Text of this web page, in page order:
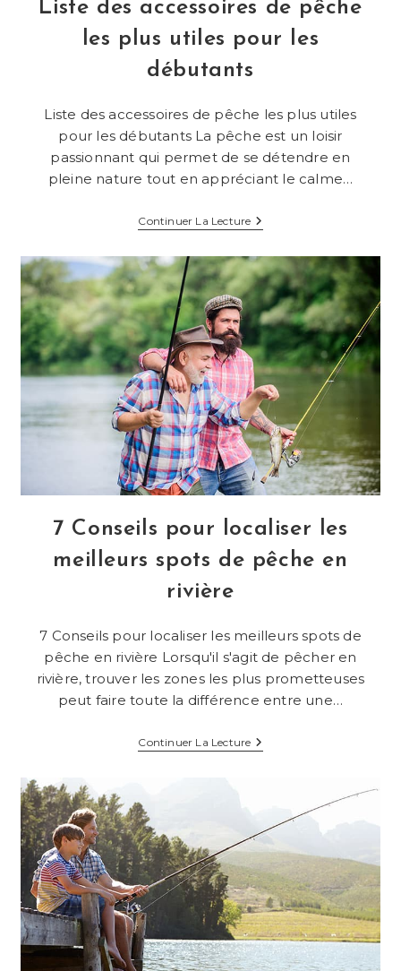
Liste des accessoires de pêche
les plus utiles pour les
débutants
Liste des accessoires de pêche les plus utiles
pour les débutants La pêche est un loisir
passionnant qui permet de se détendre en
pleine nature tout en appréciant le calme…
Continuer La LectureListe
Des
De
Pêche
Les
Plus
Utiles
Pour
Les
Débutants
7 Conseils pour localiser les
meilleurs spots de pêche en
rivière
7 Conseils pour localiser les meilleurs spots de
pêche en rivière Lorsqu'il s'agit de pêcher en
rivière, trouver les zones les plus prometteuses
peut faire toute la différence entre une…
Continuer La Lecture7
Meilleurs
Spots
De
Pêche
En
Rivière